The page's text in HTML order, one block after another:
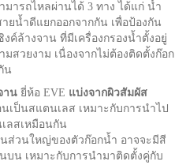
มารถไหลผ่านได้ 3 ทาง ได้แก่ น้ำ
ยน้ำดีแยกออกจากกัน เพื่อป้องกัน
ค์ล้างจาน ที่มีเครื่องกรองน้ำตั้งอยู่
สวยงาม เนื่องจากไม่ต้องติดตั้งก๊อก
น
าน ยี่ห้อ EVE แบ่งจากผิวสัมผัส
เป็นสแตนเลส เหมาะกับการนำไป
ลสเหมือนกัน
วนใหญ่ของตัวก๊อกน้ำ อาจจะมีสี
บน เหมาะกับการนำมาติดตั้งคู่กับ